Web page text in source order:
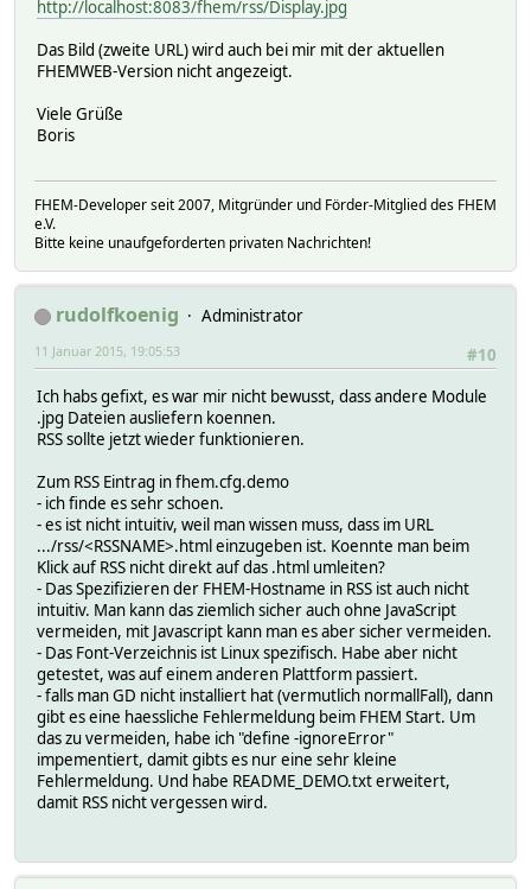
http://localhost:8083/fhem/rss/Display.jpg
Das Bild (zweite URL) wird auch bei mir mit der aktuellen
FHEMWEB-Version nicht angezeigt.
Viele Grüße
Boris
FHEM-Developer seit 2007, Mitgründer und Förder-Mitglied des FHEM
e.V.
Bitte keine unaufgeforderten privaten Nachrichten!
rudolfkoenig
Administrator
#10
11 Januar 2015, 19:05:53
Ich habs gefixt, es war mir nicht bewusst, dass andere Module
.jpg Dateien ausliefern koennen.
RSS sollte jetzt wieder funktionieren.
Zum RSS Eintrag in fhem.cfg.demo
- ich finde es sehr schoen.
- es ist nicht intuitiv, weil man wissen muss, dass im URL
.../rss/<RSSNAME>.html einzugeben ist. Koennte man beim
Klick auf RSS nicht direkt auf das .html umleiten?
- Das Spezifizieren der FHEM-Hostname in RSS ist auch nicht
intuitiv. Man kann das ziemlich sicher auch ohne JavaScript
vermeiden, mit Javascript kann man es aber sicher vermeiden.
- Das Font-Verzeichnis ist Linux spezifisch. Habe aber nicht
getestet, was auf einem anderen Plattform passiert.
- falls man GD nicht installiert hat (vermutlich normallFall), dann
gibt es eine haessliche Fehlermeldung beim FHEM Start. Um
das zu vermeiden, habe ich "define -ignoreError"
impementiert, damit gibts es nur eine sehr kleine
Fehlermeldung. Und habe README_DEMO.txt erweitert,
damit RSS nicht vergessen wird.